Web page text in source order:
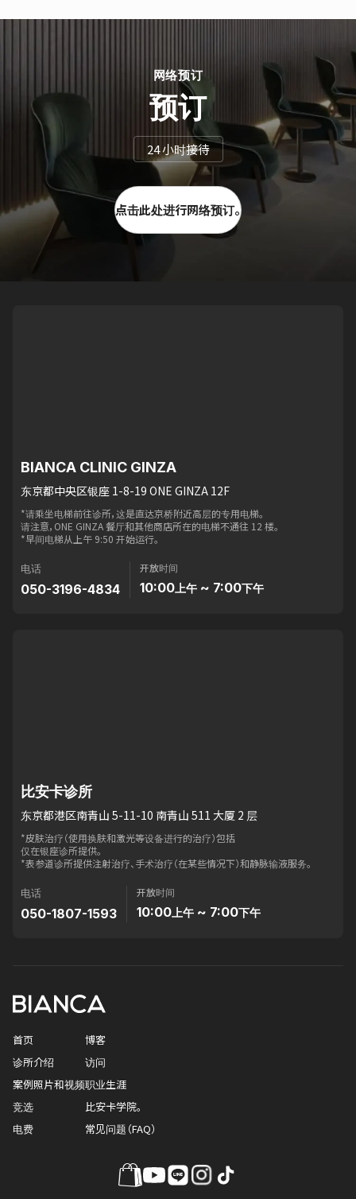
网络预订
预订
24 小时接待
点击此处进行网络预订。
BIANCA CLINIC GINZA
东京都中央区银座 1-8-19 ONE GINZA 12F
*请乘坐电梯前往诊所，这是直达京桥附近高层的专用电梯。
请注意，ONE GINZA 餐厅和其他商店所在的电梯不通往 12 楼。
*早间电梯从上午 9:50 开始运行。
电话
050-3196-4834
开放时间
10:00 上午 ~ 7:00下午
比安卡诊所
东京都港区南青山 5-11-10 南青山 511 大厦 2 层
*皮肤治疗（使用换肤和激光等设备进行的治疗）包括
仅在银座诊所提供。
*表参道诊所提供注射治疗、手术治疗（在某些情况下）和静脉输液服务。
电话
050-1807-1593
开放时间
10:00 上午 ~ 7:00下午
首页
诊所介绍
案例照片和视频
竞选
电费
博客
访问
职业生涯
比安卡学院。
常见问题（FAQ）